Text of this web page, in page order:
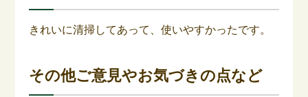
きれいに清掃してあって、使いやすかったです。
その他ご意見やお気づきの点など